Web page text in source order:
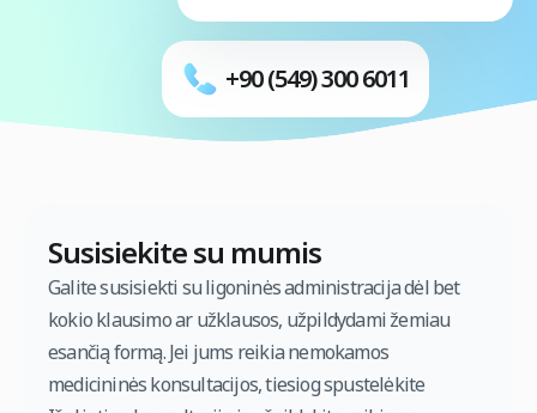
+90 (549) 300 6011
Susisiekite su mumis
Galite susisiekti su ligoninės administracija dėl bet
kokio klausimo ar užklausos, užpildydami žemiau
esančią formą. Jei jums reikia nemokamos
medicininės konsultacijos, tiesiog spustelėkite